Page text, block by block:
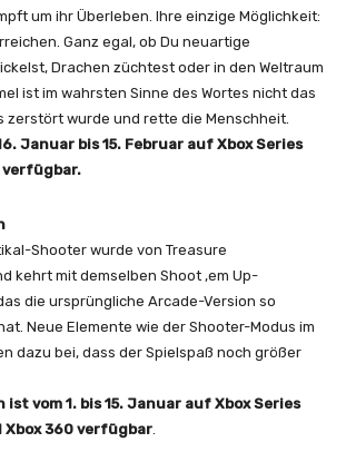
um ihr Überleben. Ihre einzige Möglichkeit:
Ganz egal, ob Du neuartige
Drachen züchtest oder in den Weltraum
ist im wahrsten Sinne des Wortes nicht das
zerstört wurde und rette die Menschheit.
Januar bis 15. Februar auf Xbox Series
verfügbar.
Shooter wurde von Treasure
kehrt mit demselben Shoot ‚em Up-
die ursprüngliche Arcade-Version so
Neue Elemente wie der Shooter-Modus im
dazu bei, dass der Spielspaß noch größer
vom 1. bis 15. Januar auf Xbox Series
Xbox 360 verfügbar